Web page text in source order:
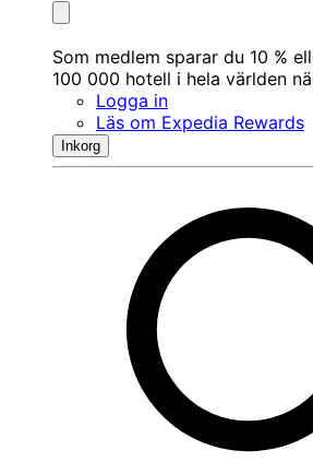
Som medlem sparar du 10 %
100 000 hotell i hela världen
Logga in
Läs om Expedia Rewards
Inkorg